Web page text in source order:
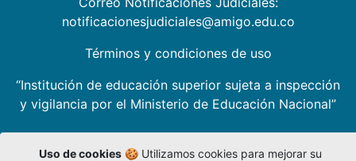
notificacionesjudiciales@amigo.edu.co
Términos y condiciones de uso
“Institución de educación superior sujeta a inspección
y vigilancia por el Ministerio de Educación Nacional”
Uso de cookies🍪 Utilizamos cookies para mejorar su